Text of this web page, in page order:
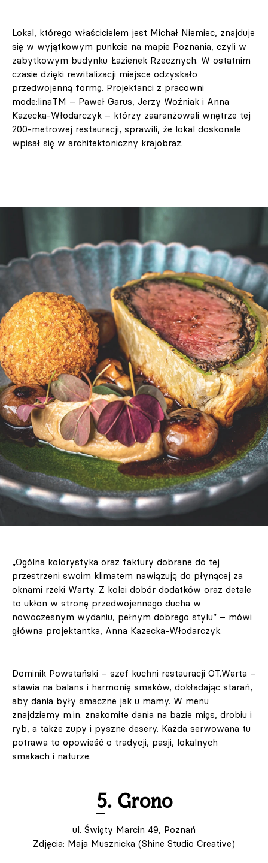
Lokal, którego właścicielem jest Michał Niemiec, znajduje
się w wyjątkowym punkcie na mapie Poznania, czyli w
zabytkowym budynku Łazienek Rzecznych. W ostatnim
czasie dzięki rewitalizacji miejsce odzyskało
przedwojenną formę. Projektanci z pracowni
mode:linaTM – Paweł Garus, Jerzy Woźniak i Anna
Kazecka-Włodarczyk – którzy zaaranżowali wnętrze tej
200-metrowej restauracji, sprawili, że lokal doskonale
wpisał się w architektoniczny krajobraz.
„Ogólna kolorystyka oraz faktury dobrane do tej
przestrzeni swoim klimatem nawiązują do płynącej za
oknami rzeki Warty. Z kolei dobór dodatków oraz detale
to ukłon w stronę przedwojennego ducha w
nowoczesnym wydaniu, pełnym dobrego stylu” – mówi
główna projektantka, Anna Kazecka-Włodarczyk.
Dominik Powstański – szef kuchni restauracji OT.Warta –
stawia na balans i harmonię smaków, dokładając starań,
aby dania były smaczne jak u mamy. W menu
znajdziemy m.in. znakomite dania na bazie mięs, drobiu i
ryb, a także zupy i pyszne desery. Każda serwowana tu
potrawa to opowieść o tradycji, pasji, lokalnych
smakach i naturze.
5. Grono
ul. Święty Marcin 49, Poznań
Zdjęcia: Maja Musznicka (Shine Studio Creative)